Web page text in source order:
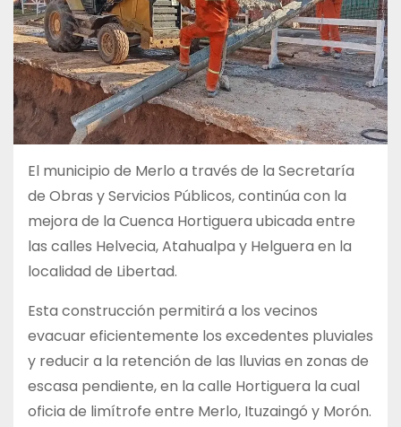
El municipio de Merlo a través de la Secretaría
de Obras y Servicios Públicos, continúa con la
mejora de la Cuenca Hortiguera ubicada entre
las calles Helvecia, Atahualpa y Helguera en la
localidad de Libertad.
Esta construcción permitirá a los vecinos
evacuar eficientemente los excedentes pluviales
y reducir a la retención de las lluvias en zonas de
escasa pendiente, en la calle Hortiguera la cual
oficia de limítrofe entre Merlo, Ituzaingó y Morón.